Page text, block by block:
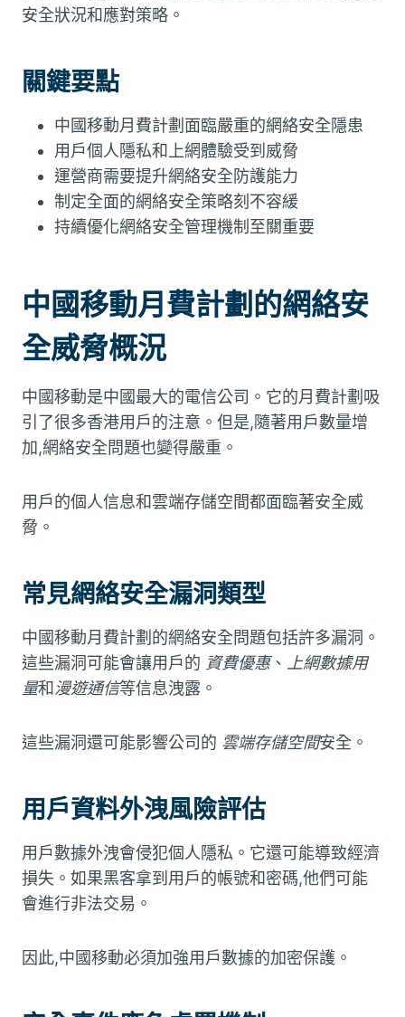
安全狀況和應對策略。
關鍵要點
中國移動月費計劃面臨嚴重的網絡安全隱患
用戶個人隱私和上網體驗受到威脅
運營商需要提升網絡安全防護能力
制定全面的網絡安全策略刻不容緩
持續優化網絡安全管理機制至關重要
中國移動月費計劃的網絡安
全威脅概況
中國移動是中國最大的電信公司。它的月費計劃吸
引了很多香港用戶的注意。但是,隨著用戶數量增
加,網絡安全問題也變得嚴重。
用戶的個人信息和雲端存儲空間都面臨著安全威
脅。
常見網絡安全漏洞類型
中國移動月費計劃的網絡安全問題包括許多漏洞。
這些漏洞可能會讓用戶的 資費優惠、
上網數據用
量和漫遊通信等信息洩露。
這些漏洞還可能影響公司的 雲端存儲空間安全。
用戶資料外洩風險評估
用戶數據外洩會侵犯個人隱私。它還可能導致經濟
損失。如果黑客拿到用戶的帳號和密碼,他們可能
會進行非法交易。
因此,中國移動必須加強用戶數據的加密保護。